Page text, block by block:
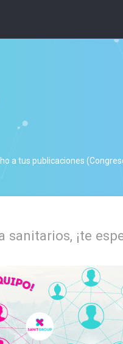
a tus publicaciones
¡te